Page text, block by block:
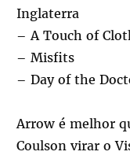
Inglaterra
– A Touch of
– Misfits
– Day of the
Arrow é melhor
Coulson virar o